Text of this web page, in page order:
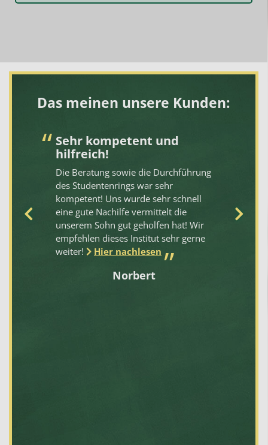
Das meinen unsere Kunden:
Sehr kompetent und
hilfreich!
Die Beratung sowie die Durchführung
des Studentenrings war sehr
kompetent! Uns wurde sehr schnell
eine gute Nachilfe vermittelt die
unserem Sohn gut geholfen hat! Wir
empfehlen dieses Institut sehr gerne
weiter!
Hier nachlesen
Norbert